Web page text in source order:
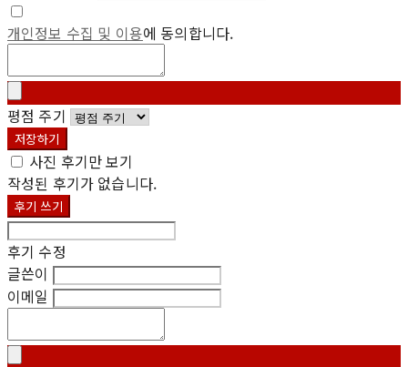
개인정보 수집 및 이용에 동의합니다.
평점 주기
저장하기
사진 후기만 보기
작성된 후기가 없습니다.
후기 쓰기
후기 수정
글쓴이
이메일